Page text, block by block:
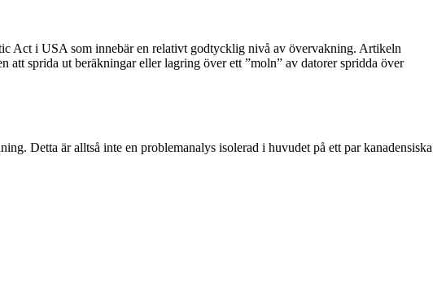
Act i USA som innebär en relativt godtycklig nivå av övervakning. Artikeln
att sprida ut beräkningar eller lagring över ett ”moln” av datorer spridda över
Detta är alltså inte en problemanalys isolerad i huvudet på ett par kanadensiska